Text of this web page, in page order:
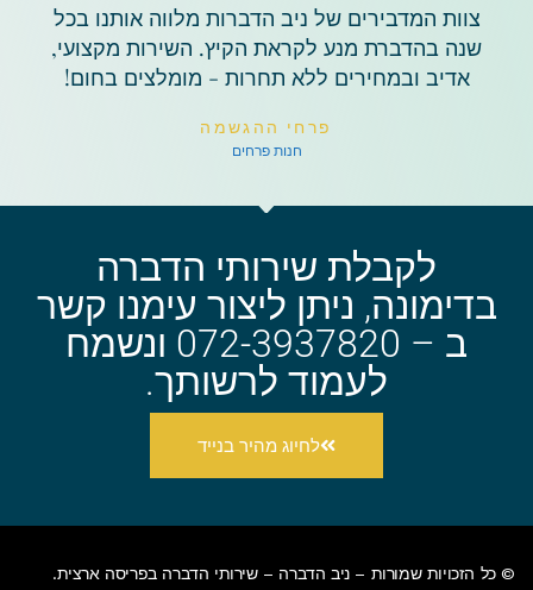
צוות המדבירים של ניב הדברות מלווה אותנו בכל
שנה בהדברת מנע לקראת הקיץ. השירות מקצועי,
אדיב ובמחירים ללא תחרות - מומלצים בחום!
פרחי ההגשמה
חנות פרחים
לקבלת שירותי הדברה
בדימונה, ניתן ליצור עימנו קשר
ב – 072-3937820 ונשמח
לעמוד לרשותך.
לחיוג מהיר בנייד
© כל הזכויות שמורות – ניב הדברה –שירותי הדברה בפריסה ארצית.